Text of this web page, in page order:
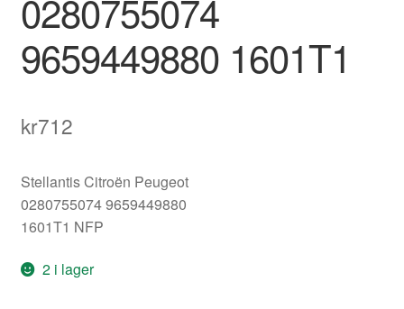
0280755074
9659449880 1601T1
kr712
Stellantis Citroën Peugeot
0280755074 9659449880
1601T1 NFP
2 i lager